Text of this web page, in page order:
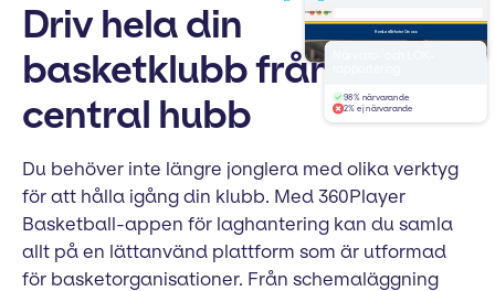
Driv hela din
basketklubb från en
central hubb
Du behöver inte längre jonglera med olika verktyg
för att hålla igång din klubb. Med 360Player
Basketball-appen för laghantering kan du samla
allt på en lättanvänd plattform som är utformad
för basketorganisationer. Från schemaläggning
yourclub.com
HemLagNyheter Om oss
98% närvarande
2% ej närvarande